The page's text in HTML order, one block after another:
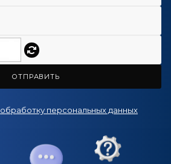
ОТПРАВИТЬ
обработку персональных данных